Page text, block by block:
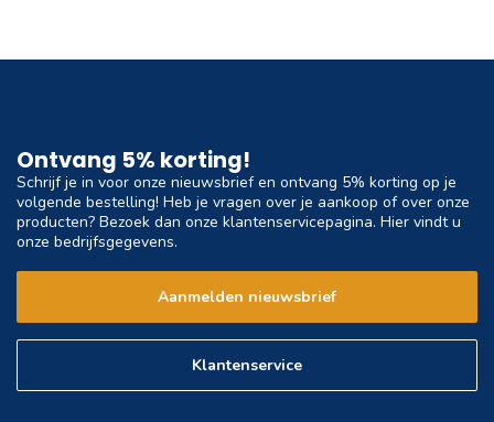
Ontvang 5% korting!
Schrijf je in voor onze nieuwsbrief en ontvang 5% korting op je
volgende bestelling! Heb je vragen over je aankoop of over onze
producten? Bezoek dan onze klantenservicepagina. Hier vindt u
onze bedrijfsgegevens.
Aanmelden nieuwsbrief
Klantenservice